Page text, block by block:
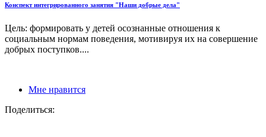
Конспект интегрированного занятия "Наши добрые дела"
Цель: формировать у детей осознанные отношения к
социальным нормам поведения, мотивируя их на совершение
добрых поступков....
Мне нравится
Поделиться: